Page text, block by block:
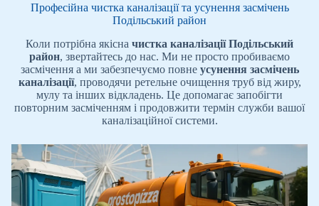
Професійна чистка каналізації та усунення засмічень
Подільський район
Коли потрібна якісна чистка каналізації Подільський
район, звертайтесь до нас. Ми не просто пробиваємо
засмічення а ми забезпечуємо повне усунення засмічень
каналізації, проводячи ретельне очищення труб від жиру,
мулу та інших відкладень. Це допомагає запобігти
повторним засміченням і продовжити термін служби вашої
каналізаційної системи.